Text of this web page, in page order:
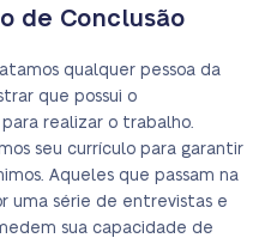
de Conclusão
qualquer pessoa da
que possui o
realizar o trabalho.
seu currículo para garantir
Aqueles que passam na
uma série de entrevistas e
sua capacidade de